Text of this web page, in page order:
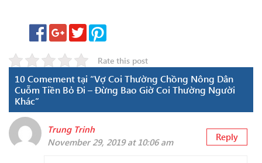
Rate this post
10 Comement tại “Vợ Coi Thường Chồng Nông Dân
Cuỗm Tiền Bỏ Đi – Đừng Bao Giờ Coi Thường Người
Khác”
Trung Trinh
November 29, 2019 at 10:06 am
Reply